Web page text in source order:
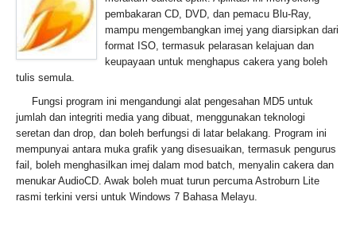
pembakaran CD, DVD, dan pemacu Blu-Ray,
mampu mengembangkan imej yang diarsipkan dari
format ISO, termasuk pelarasan kelajuan dan
keupayaan untuk menghapus cakera yang boleh
tulis semula.
Fungsi program ini mengandungi alat pengesahan MD5 untuk
jumlah dan integriti media yang dibuat, menggunakan teknologi
seretan dan drop, dan boleh berfungsi di latar belakang. Program ini
mempunyai antara muka grafik yang disesuaikan, termasuk pengurus
fail, boleh menghasilkan imej dalam mod batch, menyalin cakera dan
menukar AudioCD. Awak boleh muat turun percuma Astroburn Lite
rasmi terkini versi untuk Windows 7 Bahasa Melayu.